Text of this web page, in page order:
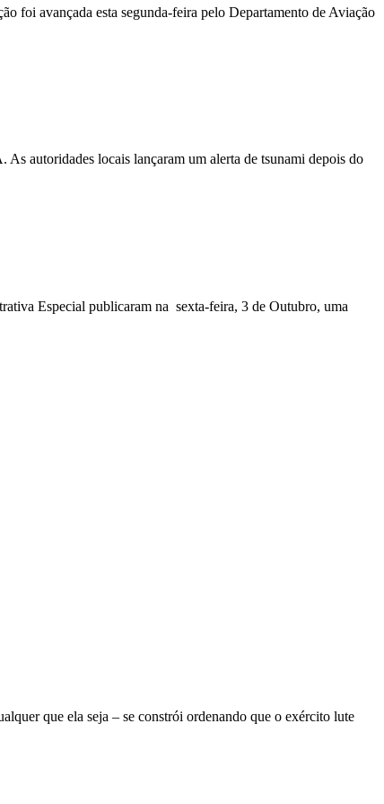
foi avançada esta segunda-feira pelo Departamento de Aviação
autoridades locais lançaram um alerta de tsunami depois do
Especial publicaram na sexta-feira, 3 de Outubro, uma
que ela seja – se constrói ordenando que o exército lute